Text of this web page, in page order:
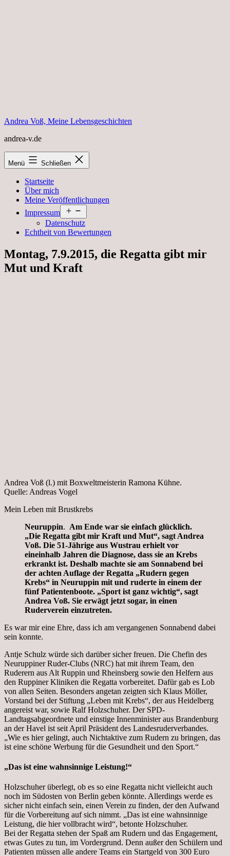
Andrea Voß, Meine Lebensgeschichten
andrea-v.de
Menü Schließen
Startseite
Über mich
Meine Veröffentlichungen
Impressum
öffnen
Datenschutz
Echtheit von Bewertungen
Montag, 7.9.2015, die Regatta gibt mir
Mut und Kraft
Andrea Voß (l.) mit Boxweltmeisterin Ramona Kühne.
Quelle: Andreas Vogel
Mein Leben mit Brustkrebs
Neuruppin. Am Ende war sie einfach glücklich.
„Die Regatta gibt mir Kraft und Mut“, sagt Andrea
Voß. Die 51-Jährige aus Wustrau erhielt vor
eineinhalb Jahren die Diagnose, dass sie an Krebs
erkrankt ist. Deshalb machte sie am Sonnabend bei
der achten Auflage der Regatta „Rudern gegen
Krebs“ in Neuruppin mit und ruderte in einem der
fünf Patientenboote. „Sport ist ganz wichtig“, sagt
Andrea Voß. Sie erwägt jetzt sogar, in einen
Ruderverein einzutreten.
Es war mir eine Ehre, dass ich am vergangenen Sonnabend dabei
sein konnte.
Antje Schulz würde sich darüber sicher freuen. Die Chefin des
Neuruppiner Ruder-Clubs (NRC) hat mit ihrem Team, den
Ruderern aus Alt Ruppin und Rheinsberg sowie den Helfern aus
den Ruppiner Kliniken die Regatta vorbereitet. Dafür gab es Lob
von allen Seiten. Besonders angetan zeigten sich Klaus Möller,
Vorstand bei der Stiftung „Leben mit Krebs“, der aus Heidelberg
angereist war, sowie Ralf Holzschuher. Der SPD-
Landtagsabgeordnete und einstige Innenminister aus Brandenburg
an der Havel ist seit April Präsident des Landesruderverbandes.
„Wie es hier gelingt, auch Nichtaktive zum Rudern zu bringen, das
ist eine schöne Werbung für die Gesundheit und den Sport.“
„Das ist eine wahnsinnige Leistung!“
Holzschuher überlegt, ob es so eine Regatta nicht vielleicht auch
noch im Südosten von Berlin geben könnte. Allerdings werde es
sicher nicht einfach sein, einen Verein zu finden, der den Aufwand
für die Vorbereitung auf sich nimmt. „Das ist eine wahnsinnige
Leistung, die hier vollbracht wird“, betonte Holzschuher.
Bei der Regatta stehen der Spaß am Rudern und das Engagement,
etwas Gutes zu tun, im Vordergrund. Denn außer den Schülern und
Patienten müssen alle andere Teams ein Startgeld von 300 Euro